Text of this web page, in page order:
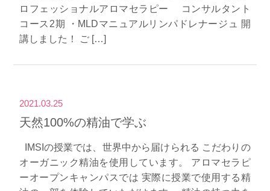
ロフェッショナルアロマセラピー コンサルタント
コース2期 ・MLDマニュアルリンパドレナージュ 開
講しました！ ご […]
2021.03.25
天然100%の精油で学ぶ
IMSIの授業では、世界中から届けられる こだわりの
オーガニック精油を使用しています。 アロマセラピ
ーオープンキャンパスでは 実際に授業で使用する精